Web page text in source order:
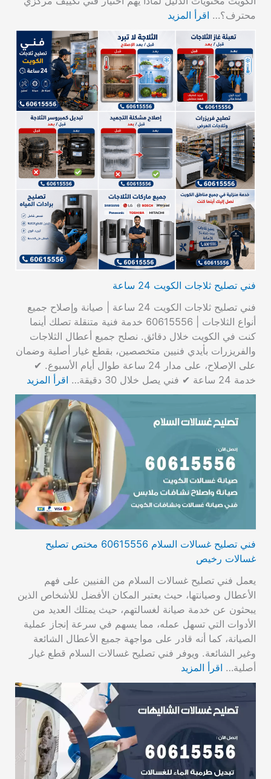
محترف؟… اقرأ المزيد
فني تصليح ثلاجات الكويت 24 ساعة
فني تصليح ثلاجات الكويت 24 ساعة | صيانة وإصلاح جميع
أنواع الثلاجات | 60615556 خدمة فنية متنقلة تصلك أينما
كنت في الكويت خلال دقائق. نصلح جميع أعطال الثلاجات
والفريزرات بأيدي فنيين متخصصين، بقطع غيار أصلية وضمان
على الإصلاح، على مدار 24 ساعة طوال أيام الأسبوع. ✔
خدمة 24 ساعة ✔ فني يصل خلال 30 دقيقة…
اقرأ المزيد
فني تصليح غسالات السلام 60615556 مختص تصليح
غسالات رخيص
يعمل فني تصليح غسالات السلام من الفنيين على فهم
الأعطال وصيانتها، حيث يعتبر المكان الأفضل للأشخاص الذين
يبحثون عن خدمة صيانة لغسالتهم، حيث يمتلك العديد من
الأدوات التي تسهل عمله، مما يسهم في سرعة إنجاز عملية
الصيانة، كما أنه قادر على مواجهة جميع الأعطال الشائعة
وغير الشائعة. ويوفر فني تصليح غسالات السلام قطع غيار
أصلية… اقرأ المزيد